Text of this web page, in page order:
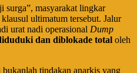
surga”, masyarakat lingkar
ultimatum tersebut. Jalur
urat nadi operasional Dump
dan diblokade total oleh
tindakan anarkis yang